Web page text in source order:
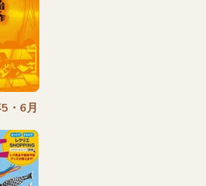
・6月